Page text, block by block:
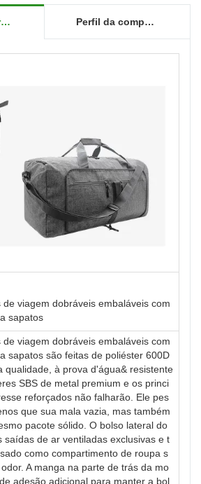
Perfil da companhia
viagem dobráveis ​​embaláveis ​​com
sapatos
viagem dobráveis ​​​​embaláveis ​​​​com
sapatos são feitas de poliéster 600D
qualidade, à prova d'água& resistente
SBS de metal premium e os princi
reforçados não falharão. Ele pes
que sua mala vazia, mas também
pacote sólido. O bolso lateral do
saídas de ar ventiladas exclusivas e t
como compartimento de roupa s
A manga na parte de trás da mo
adesão adicional para manter a bol